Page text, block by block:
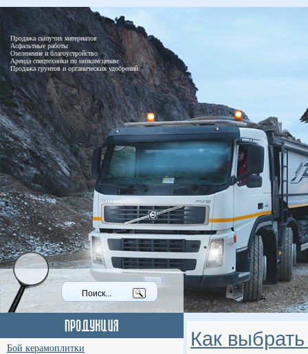
Продажа сыпучих материалов
Асфальтные работы
Озеленение и благоустройство
Аренда спецтехники по низким ценам
Продажа грунтов и органических удобрений
Бой керамоплитки
Как